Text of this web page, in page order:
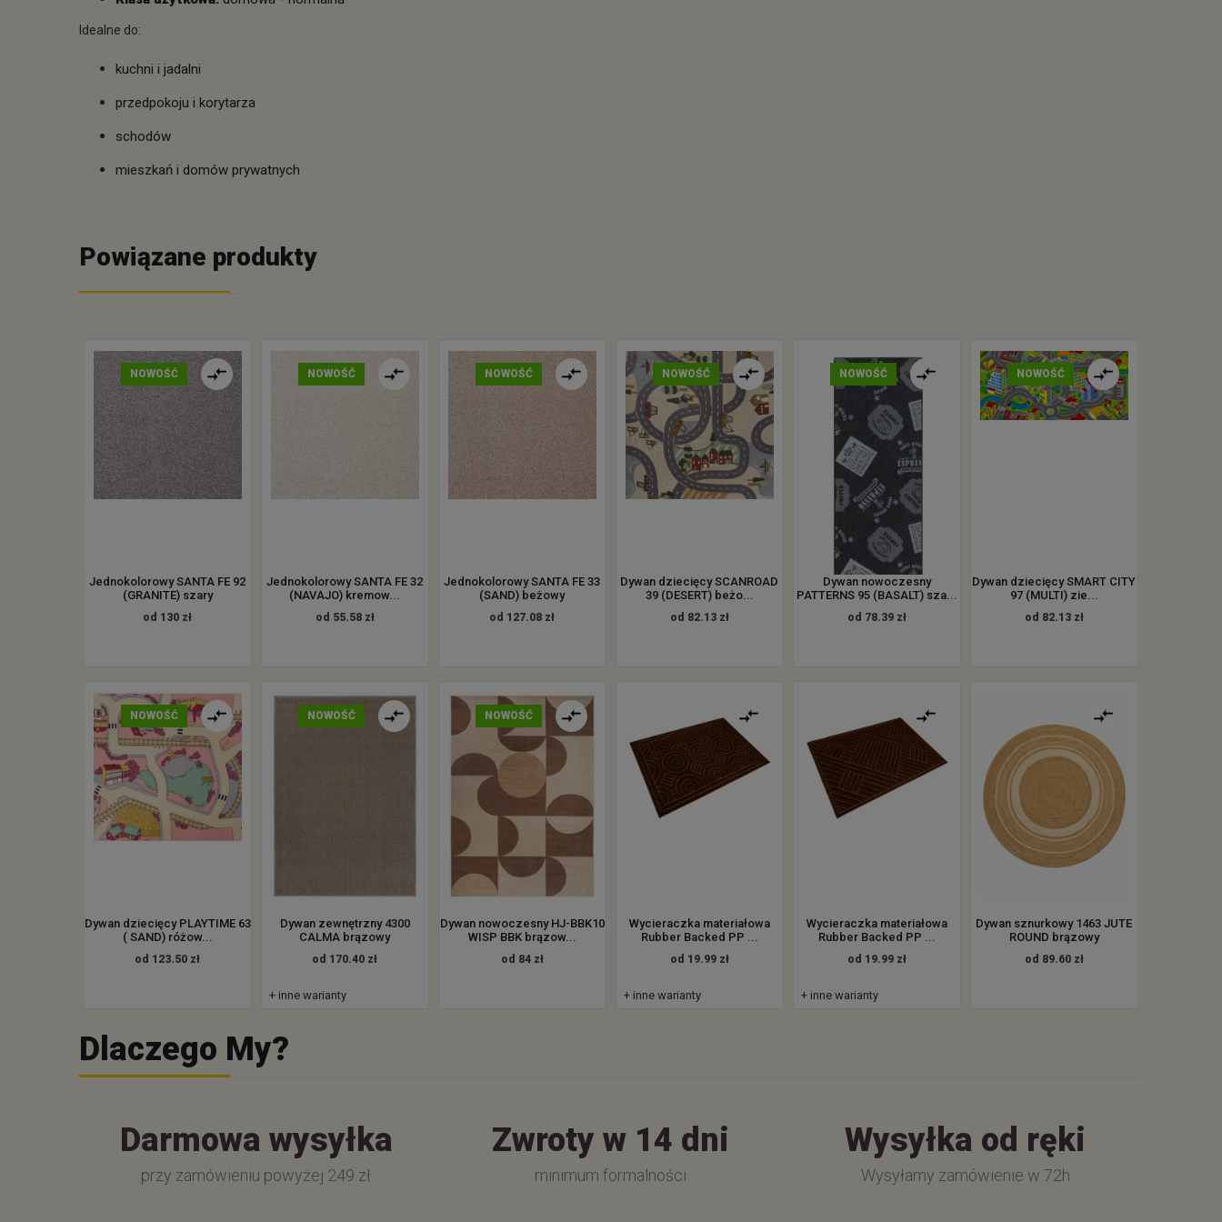
Idealne do:
kuchni i jadalni
przedpokoju i korytarza
schodów
mieszkań i domów prywatnych
Powiązane produkty
NOWOŚĆ
Jednokolorowy SANTA FE 92
(GRANITE) szary
od 130 zł
NOWOŚĆ
Jednokolorowy SANTA FE 32
(NAVAJO) kremow...
od 55.58 zł
NOWOŚĆ
Jednokolorowy SANTA FE 33
(SAND) beżowy
od 127.08 zł
NOWOŚĆ
Dywan dziecięcy SCANROAD
39 (DESERT) beżo...
od 82.13 zł
NOWOŚĆ
Dywan nowoczesny
PATTERNS 95 (BASALT) sza...
od 78.39 zł
NOWOŚĆ
Dywan dziecięcy SMART CITY
97 (MULTI) zie...
od 82.13 zł
NOWOŚĆ
Dywan dziecięcy PLAYTIME 63
( SAND) różow...
od 123.50 zł
NOWOŚĆ
Dywan zewnętrzny 4300
CALMA brązowy
od 170.40 zł
+ inne warianty
NOWOŚĆ
Dywan nowoczesny HJ-BBK10
WISP BBK brązow...
od 84 zł
Wycieraczka materiałowa
Rubber Backed PP ...
od 19.99 zł
+ inne warianty
Wycieraczka materiałowa
Rubber Backed PP ...
od 19.99 zł
+ inne warianty
Dywan sznurkowy 1463 JUTE
ROUND brązowy
od 89.60 zł
Dlaczego My?
Darmowa wysyłka
przy zamówieniu powyżej 249 zł
Zwroty w 14 dni
minimum formalności
Wysyłka od ręki
Wysyłamy zamówienie w 72h